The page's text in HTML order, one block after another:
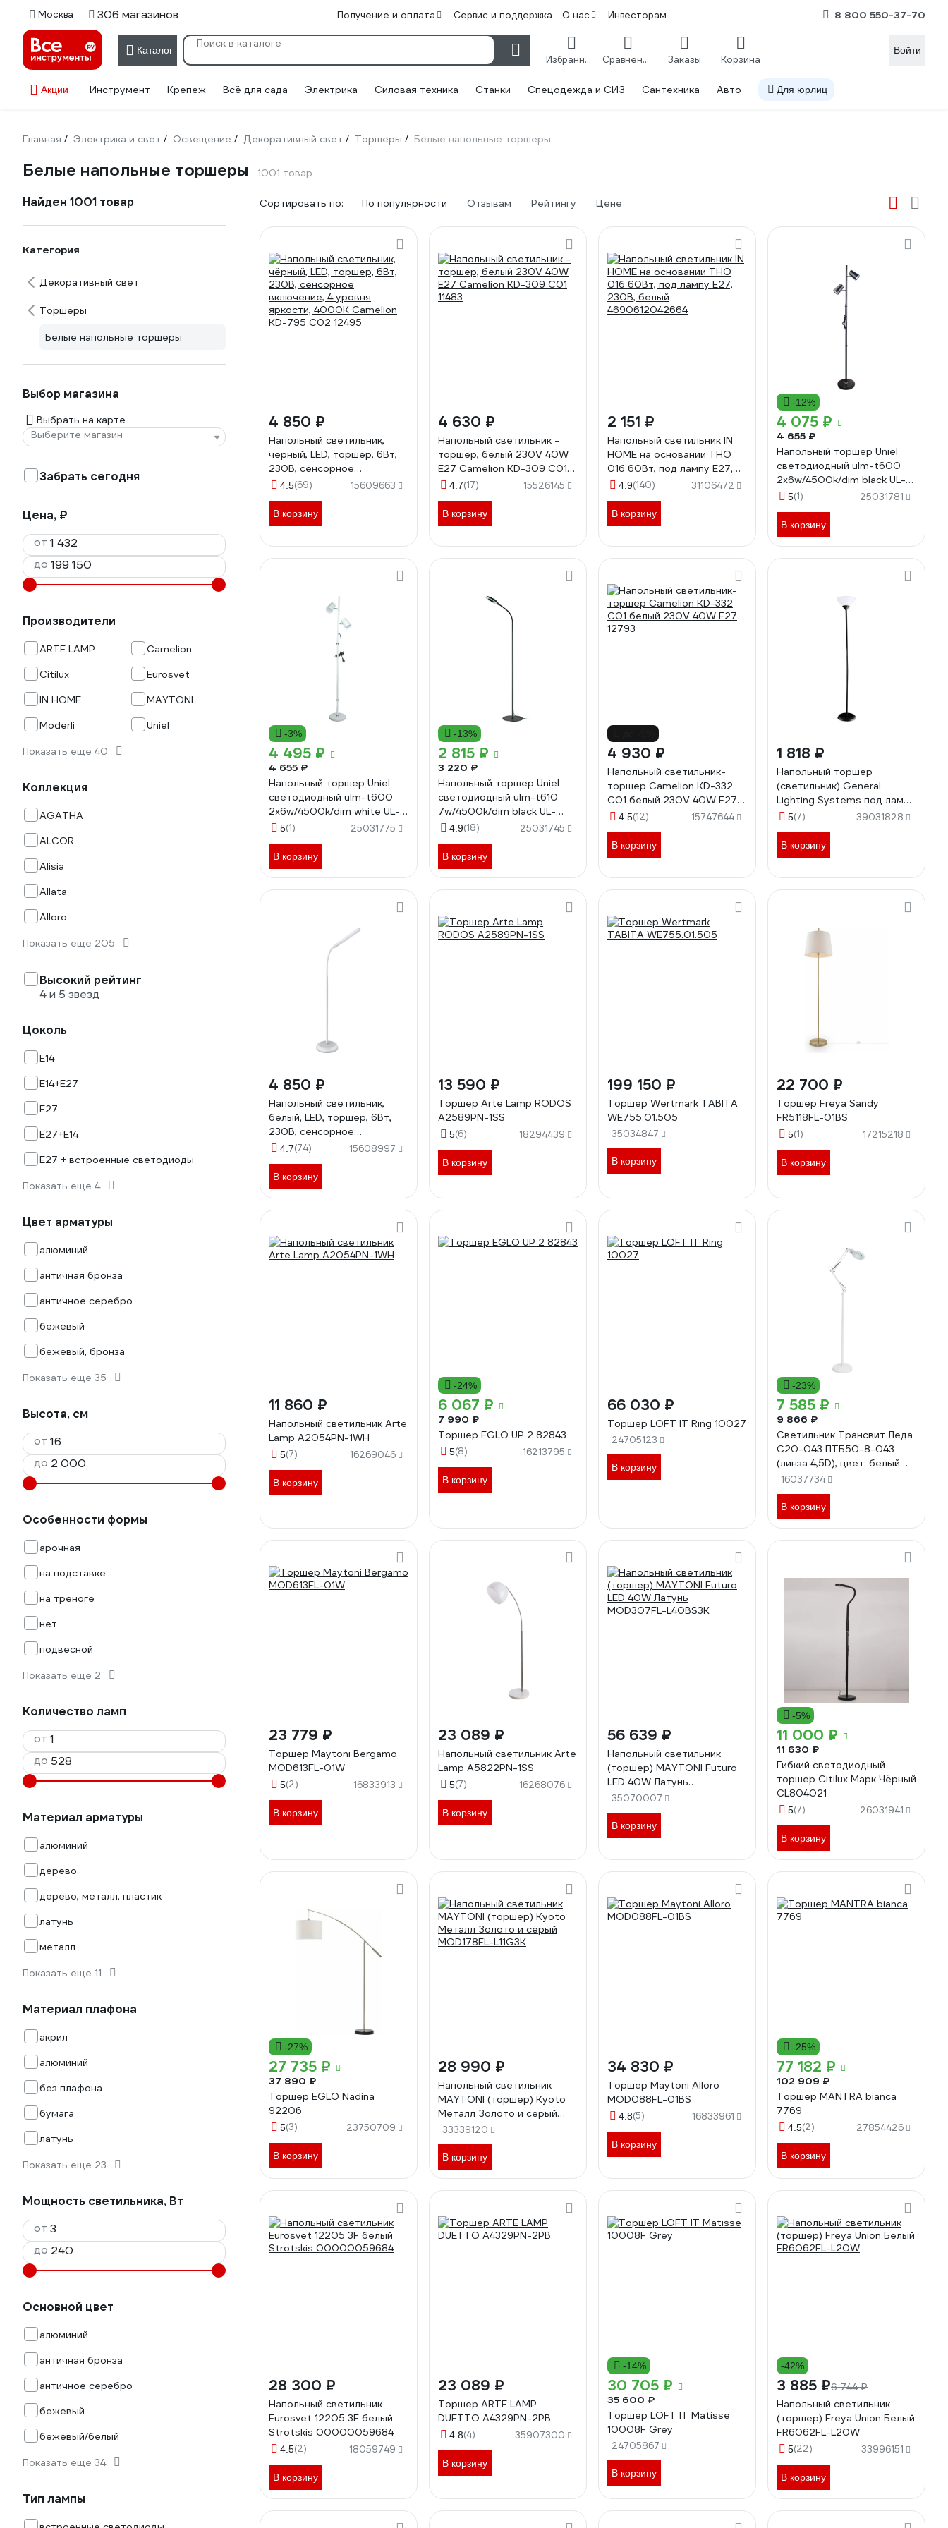
Москва 306 магазинов Получение и оплата Сервис и поддержка О нас Инвесторам 8 800 550-37-70
Каталог
Избранное Сравнение Заказы Корзина
Войти
Акции Инструмент Крепеж Всё для сада Электрика Силовая техника Станки Спецодежда и СИЗ Сантехника Авто Для юрлиц
Главная / Электрика и свет / Освещение / Декоративный свет / Торшеры / Белые напольные торшеры
Белые напольные торшеры 1001 товар
Найден 1001 товар
Категория
Декоративный свет
Торшеры
Белые напольные торшеры
Выбор магазина
Выбрать на карте
Выберите магазин
Забрать сегодня
Цена, ₽
от
до
Производители
ARTE LAMP
Camelion
Citilux
Eurosvet
IN HOME
MAYTONI
Moderli
Uniel
Показать еще 40
Коллекция
AGATHA
ALCOR
Alisia
Allata
Alloro
Показать еще 205
Высокий рейтинг
4 и 5 звезд
Цоколь
E14
E14+E27
E27
E27+E14
E27 + встроенные светодиоды
Показать еще 4
Цвет арматуры
алюминий
античная бронза
античное серебро
бежевый
бежевый, бронза
Показать еще 35
Высота, см
от
до
Особенности формы
арочная
на подставке
на треноге
нет
подвесной
Показать еще 2
Количество ламп
от
до
Материал арматуры
алюминий
дерево
дерево, металл, пластик
латунь
металл
Показать еще 11
Материал плафона
акрил
алюминий
без плафона
бумага
латунь
Показать еще 23
Мощность светильника, Вт
от
до
Основной цвет
алюминий
античная бронза
античное серебро
бежевый
бежевый/белый
Показать еще 34
Тип лампы
Сортировать по: По популярности Отзывам Рейтингу Цене
4 850 ₽
Напольный светильник,
чёрный, LED, торшер, 6Вт,
230В, сенсорное
включение, 4 уровня
KD-795 C02 12495
4.5(69) 15609663
В корзину
4 630 ₽
Напольный светильник -
торшер, белый 230V 40W
E27 Camelion KD-309 C01
11483
4.7(17) 15526145
В корзину
2 151 ₽
Напольный светильник IN
HOME на основании ТНО
01б 60Вт, под лампу Е27,
230В, белый
4.9(140) 31106472
В корзину
-12%
4 075 ₽
4 655 ₽
Напольный торшер Uniel
светодиодный ulm-t600
2x6w/4500k/dim black UL-
00010174
5(1) 25031781
В корзину
-3%
4 495 ₽
4 655 ₽
Напольный торшер Uniel
светодиодный ulm-t600
2x6w/4500k/dim white UL-
00010175
5(1) 25031775
В корзину
-13%
2 815 ₽
3 220 ₽
Напольный торшер Uniel
светодиодный ulm-t610
7w/4500k/dim black UL-
00010177
4.9(18) 25031745
В корзину
4 930 ₽
Напольный светильник-
торшер Camelion KD-332
C01 белый 230V 40W E27
12793
4.5(12) 15747644
В корзину
1 818 ₽
Напольный торшер
(светильник) General
Lighting Systems под лампу
E27 (60Вт) General GFL-
плафон 245мм*195мм,
ручной выключатель на
5(7) 39031828
В корзину
4 850 ₽
Напольный светильник,
белый, LED, торшер, 6Вт,
230В, сенсорное
включение, 4 уровня
KD-795 C01 12494
4.7(74) 15608997
В корзину
13 590 ₽
Торшер Arte Lamp RODOS
A2589PN-1SS
5(6) 18294439
В корзину
199 150 ₽
Торшер Wertmark TABITA
WE755.01.505
35034847
В корзину
22 700 ₽
Торшер Freya Sandy
FR5118FL-01BS
5(1) 17215218
В корзину
11 860 ₽
Напольный светильник Arte
Lamp A2054PN-1WH
5(7) 16269046
В корзину
-24%
6 067 ₽
7 990 ₽
Торшер EGLO UP 2 82843
5(8) 16213795
В корзину
66 030 ₽
Торшер LOFT IT Ring 10027
24705123
В корзину
-23%
7 585 ₽
9 866 ₽
Светильник Трансвит Леда
С20-043 ПТБ50-8-043
(линза 4,5D), цвет: белый
39285
16037734
В корзину
23 779 ₽
Торшер Maytoni Bergamo
MOD613FL-01W
5(2) 16833913
В корзину
23 089 ₽
Напольный светильник Arte
Lamp A5822PN-1SS
5(7) 16268076
В корзину
56 639 ₽
Напольный светильник
(торшер) MAYTONI Futuro
LED 40W Латунь
MOD307FL-L40BS3K
35070007
В корзину
-5%
11 000 ₽
11 630 ₽
Гибкий светодиодный
торшер Citilux Марк Чёрный
CL804021
5(7) 26031941
В корзину
-27%
27 735 ₽
37 890 ₽
Торшер EGLO Nadina
92206
5(3) 23750709
В корзину
28 990 ₽
Напольный светильник
MAYTONI (торшер) Kyoto
Металл Золото и серый
MOD178FL-L11G3K
33339120
В корзину
34 830 ₽
Торшер Maytoni Alloro
MOD088FL-01BS
4.8(5) 16833961
В корзину
-25%
77 182 ₽
102 909 ₽
Торшер MANTRA bianca
7769
4.5(2) 27854426
В корзину
28 300 ₽
Напольный светильник
Eurosvet 12205 3F белый
Strotskis 00000059684
4.5(2) 18059749
В корзину
23 089 ₽
Торшер ARTE LAMP
DUETTO A4329PN-2PB
4.8(4) 35907300
В корзину
-14%
30 705 ₽
35 600 ₽
Торшер LOFT IT Matisse
10008F Grey
24705867
В корзину
-42%
3 885 ₽6 744 ₽
Напольный светильник
(торшер) Freya Union Белый
FR6062FL-L20W
5(22) 33996151
В корзину